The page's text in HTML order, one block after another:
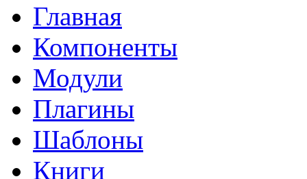
Главная
Компоненты
Модули
Плагины
Шаблоны
Книги